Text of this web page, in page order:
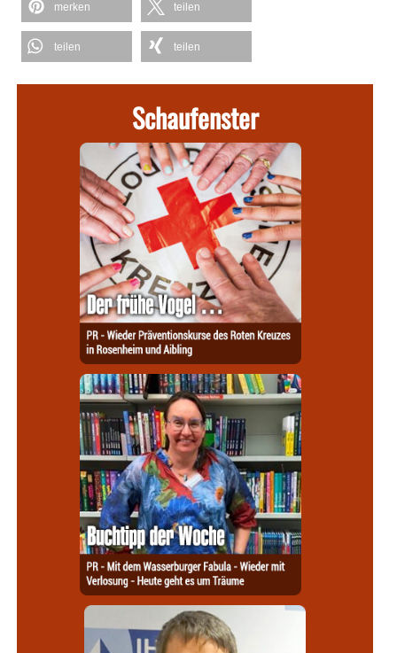
merken teilen
teilen teilen
Schaufenster